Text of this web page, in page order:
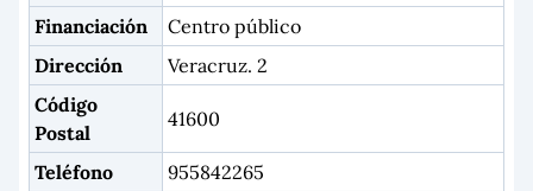
Financiación
Centro público
Dirección
Veracruz. 2
Código
Postal
41600
Teléfono
955842265